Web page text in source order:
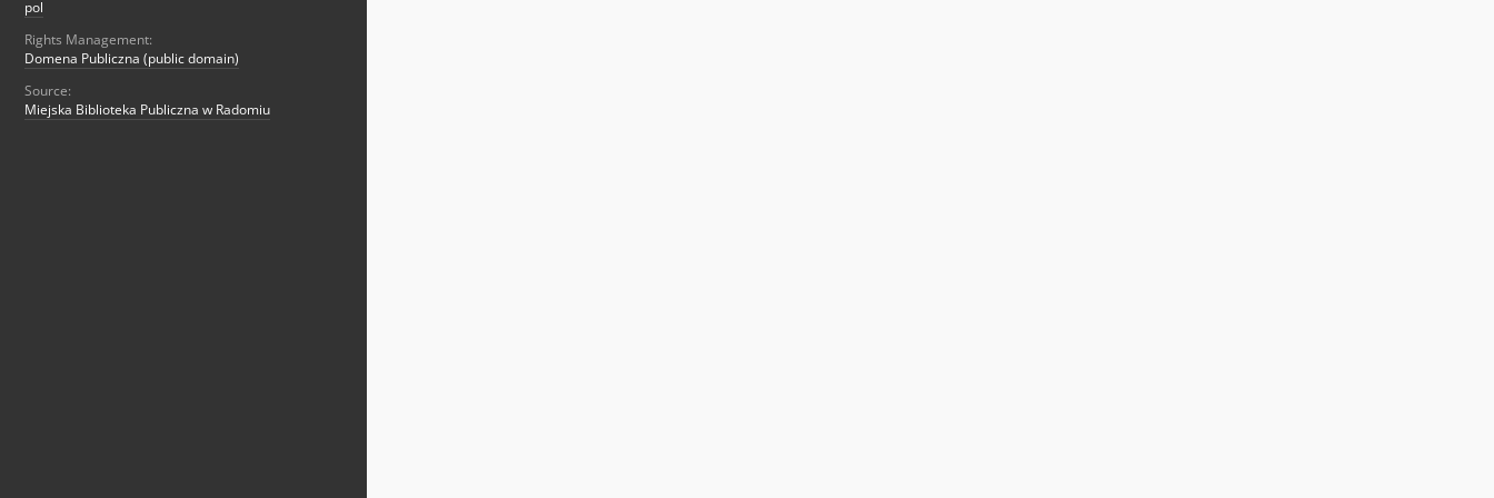
pol
Rights Management:
Domena Publiczna (public domain)
Source:
Miejska Biblioteka Publiczna w Radomiu